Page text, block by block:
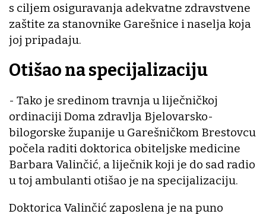
s ciljem osiguravanja adekvatne zdravstvene
zaštite za stanovnike Garešnice i naselja koja
joj pripadaju.
Otišao na specijalizaciju
- Tako je sredinom travnja u liječničkoj
ordinaciji Doma zdravlja Bjelovarsko-
bilogorske županije u Garešničkom Brestovcu
počela raditi doktorica obiteljske medicine
Barbara Valinčić, a liječnik koji je do sad radio
u toj ambulanti otišao je na specijalizaciju.
Doktorica Valinčić zaposlena je na puno